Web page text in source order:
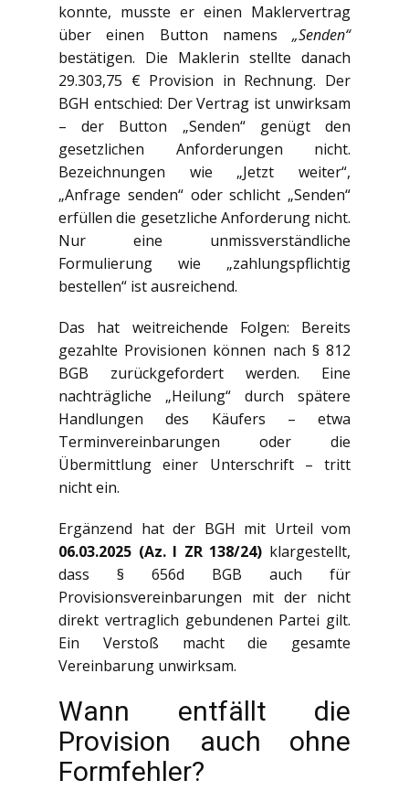
konnte, musste er einen Maklervertrag
über einen Button namens „Senden“
bestätigen. Die Maklerin stellte danach
29.303,75 € Provision in Rechnung. Der
BGH entschied: Der Vertrag ist unwirksam
– der Button „Senden“ genügt den
gesetzlichen Anforderungen nicht.
Bezeichnungen wie „Jetzt weiter“,
„Anfrage senden“ oder schlicht „Senden“
erfüllen die gesetzliche Anforderung nicht.
Nur eine unmissverständliche
Formulierung wie „zahlungspflichtig
bestellen“ ist ausreichend.
Das hat weitreichende Folgen: Bereits
gezahlte Provisionen können nach § 812
BGB zurückgefordert werden. Eine
nachträgliche „Heilung“ durch spätere
Handlungen des Käufers – etwa
Terminvereinbarungen oder die
Übermittlung einer Unterschrift – tritt
nicht ein.
Ergänzend hat der BGH mit Urteil vom
06.03.2025 (Az. I ZR 138/24) klargestellt,
dass § 656d BGB auch für
Provisionsvereinbarungen mit der nicht
direkt vertraglich gebundenen Partei gilt.
Ein Verstoß macht die gesamte
Vereinbarung unwirksam.
Wann entfällt die
Provision auch ohne
Formfehler?